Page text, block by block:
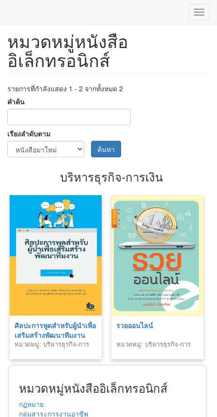
ข้าม
เนื้อหา
หมวดหมู่หนังสือ
อิเล็กทรอนิกส์
รายการที่กำลังแสดง 1 - 2 จากทั้งหมด 2
คำค้น
เรียงลำดับตาม
ค้นหา
บริหารธุรกิจ-การเงิน
ศิลปะการพูดสำหรับผู้นำเพื่อ
เสริมสร้างพัฒนาทีมงาน
หมวดหมู่: บริหารธุรกิจ-การ
รวยออนไลน์
หมวดหมู่: บริหารธุรกิจ-การ
หมวดหมู่หนังสืออิเล็กทรอนิกส์
กฏหมาย
กลุ่มสาระการงานอาชีพ